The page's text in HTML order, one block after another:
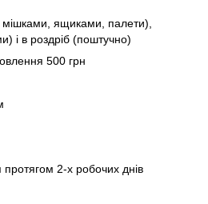
ящиками, палети),
і в роздріб (поштучно)
500 грн
2-х робочих днів